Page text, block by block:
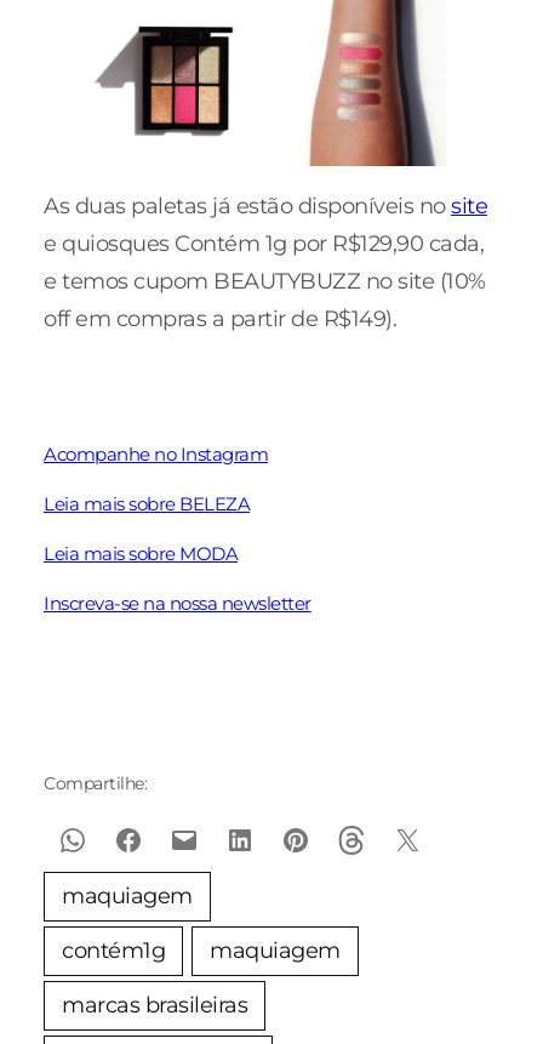
As duas paletas já estão disponíveis nosite
e quiosques Contém 1g por R$129,90 cada,
e temos cupom BEAUTYBUZZ no site (10%
off em compras a partir de R$149).
Acompanhe no Instagram
Leia mais sobre BELEZA
Leia mais sobre MODA
Inscreva-se na nossa newsletter
Compartilhe:
maquiagem
contém1g maquiagem
marcas brasileiras